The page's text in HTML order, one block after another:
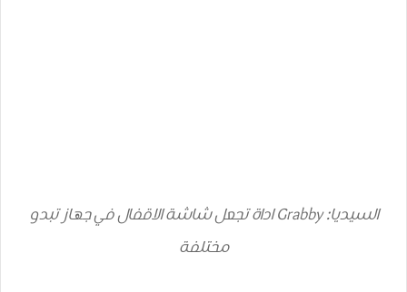
السيديا: Grabby اداة تجعل شاشة الاقفال في جهاز تبدو
مختلفة